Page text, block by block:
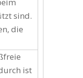
sind.
die
ist